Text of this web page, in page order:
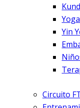
Yin
Circuito